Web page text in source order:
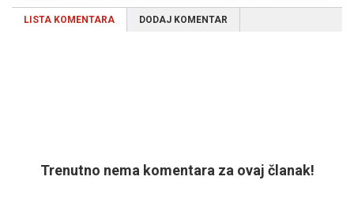
LISTA KOMENTARA DODAJ KOMENTAR
Trenutno nema komentara za ovaj članak!